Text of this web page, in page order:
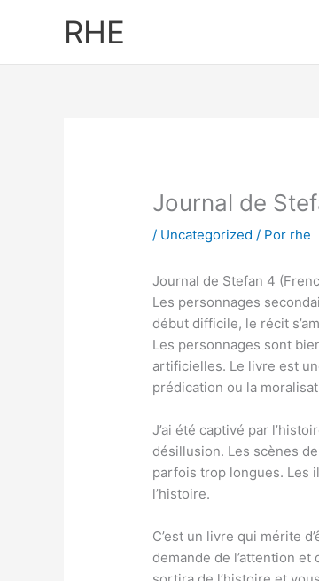
RHE
Journal de
/ Uncategorized / Por rhe
Journal de Stefan 4
Les personnages
début difficile, le récit
Les personnages sont
artificielles. Le livre est
prédication ou la
J’ai été captivé par
désillusion. Les scènes
parfois trop longues. Les
l’histoire.
C’est un livre qui mérite
demande de l’attention